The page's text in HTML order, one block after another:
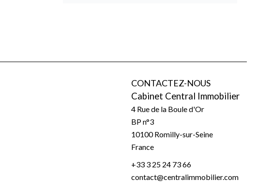
CONTACTEZ-NOUS
Cabinet Central Immobilier
4 Rue de la Boule d'Or
BP n°3
10100Romilly-sur-Seine
France
+33 3 25 24 73 66
contact@centralimmobilier.com